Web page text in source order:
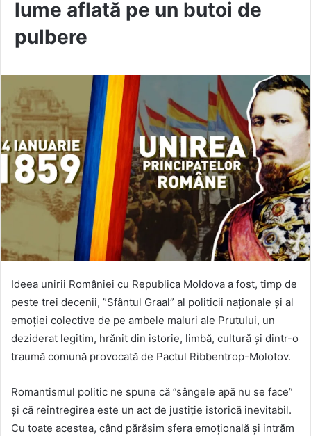
lume aflată pe un butoi de
pulbere
Ideea unirii României cu Republica Moldova a fost, timp de
peste trei decenii, ”Sfântul Graal” al politicii naționale și al
emoției colective de pe ambele maluri ale Prutului, un
deziderat legitim, hrănit din istorie, limbă, cultură și dintr-o
traumă comună provocată de Pactul Ribbentrop-Molotov.
Romantismul politic ne spune că ”sângele apă nu se face”
și că reîntregirea este un act de justiție istorică inevitabil.
Cu toate acestea, când părăsim sfera emoțională și intrăm